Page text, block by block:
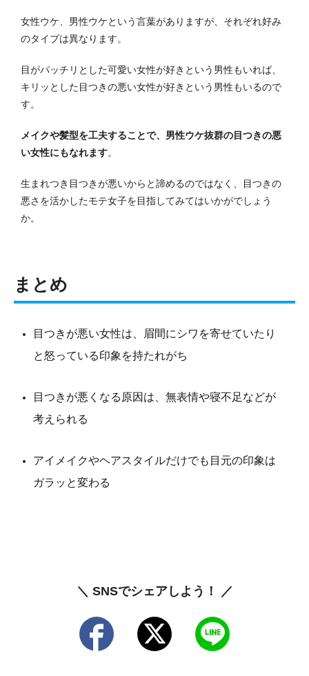
女性ウケ、男性ウケという言葉がありますが、それぞれ好み
のタイプは異なります。
目がパッチリとした可愛い女性が好きという男性もいれば、
キリッとした目つきの悪い女性が好きという男性もいるので
す。
メイクや髪型を工夫することで、男性ウケ抜群の目つきの悪
い女性にもなれます。
生まれつき目つきが悪いからと諦めるのではなく、目つきの
悪さを活かしたモテ女子を目指してみてはいかがでしょう
か。
まとめ
目つきが悪い女性は、眉間にシワを寄せていたり
と怒っている印象を持たれがち
目つきが悪くなる原因は、無表情や寝不足などが
考えられる
アイメイクやヘアスタイルだけでも目元の印象は
ガラッと変わる
＼ SNSでシェアしよう！ ／